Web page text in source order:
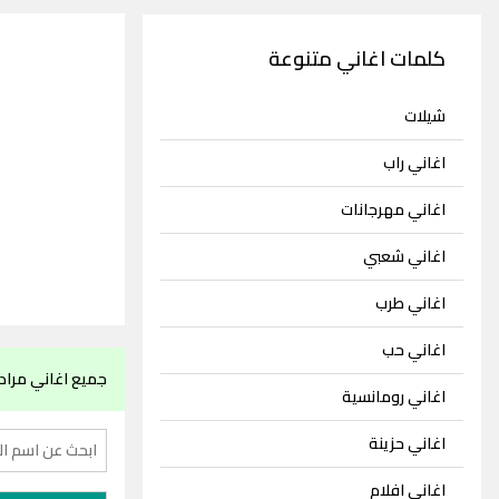
كلمات اغاني متنوعة
شيلات
اغاني راب
اغاني مهرجانات
اغاني شعبي
اغاني طرب
اغاني حب
اغاني رومانسية
اغاني حزينة
اغاني افلام
جميع اغاني